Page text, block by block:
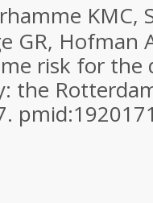
KMC,
GR, Hofman
risk for the
the